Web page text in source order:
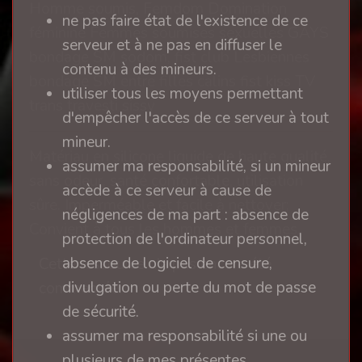
Homme soumis, Femdom Domination
féminine Femmes soumises sexuelles GAYS
bondage SM sodom, fist club Lesbiennes
bondage SM entre filles calins fist kiss TV
trans travesti sissy
Matériau en silicone liquide de haute qualité,
sans odeur, santé confortable, utilisation
sûre. Imperméable et facile à nettoyer;
Convient à tous les hommes et femmes.
Cette ressource n'a pas encore été
commentée.
ne pas faire état de l'existence de ce
serveur et à ne pas en diffuser le
contenu à des mineurs.
utiliser tous les moyens permettant
d'empêcher l'accès de ce serveur à tout
mineur.
assumer ma responsabilité, si un mineur
accède à ce serveur à cause de
négligences de ma part : absence de
protection de l'ordinateur personnel,
absence de logiciel de censure,
divulgation ou perte du mot de passe
de sécurité.
assumer ma responsabilité si une ou